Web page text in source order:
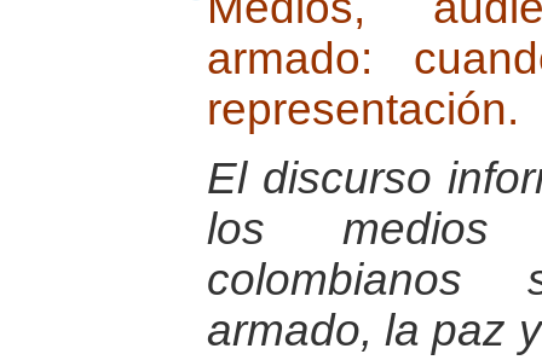
armado:
representación.
El discurso
los medios
armado, la paz